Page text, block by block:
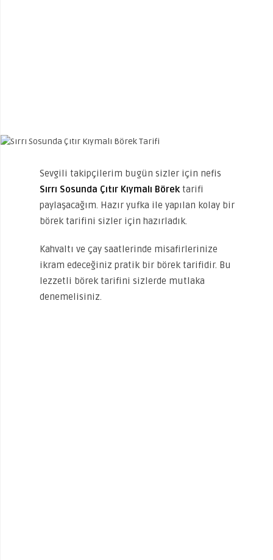
Sevgili takipçilerim bugün sizler için nefis
Sırrı Sosunda Çıtır Kıymalı Börektarifi
paylaşacağım. Hazır yufka ile yapılan kolay bir
börek tarifini sizler için hazırladık.
Kahvaltı ve çay saatlerinde misafirlerinize
ikram edeceğiniz pratik bir börek tarifidir. Bu
lezzetli börek tarifini sizlerde mutlaka
denemelisiniz.